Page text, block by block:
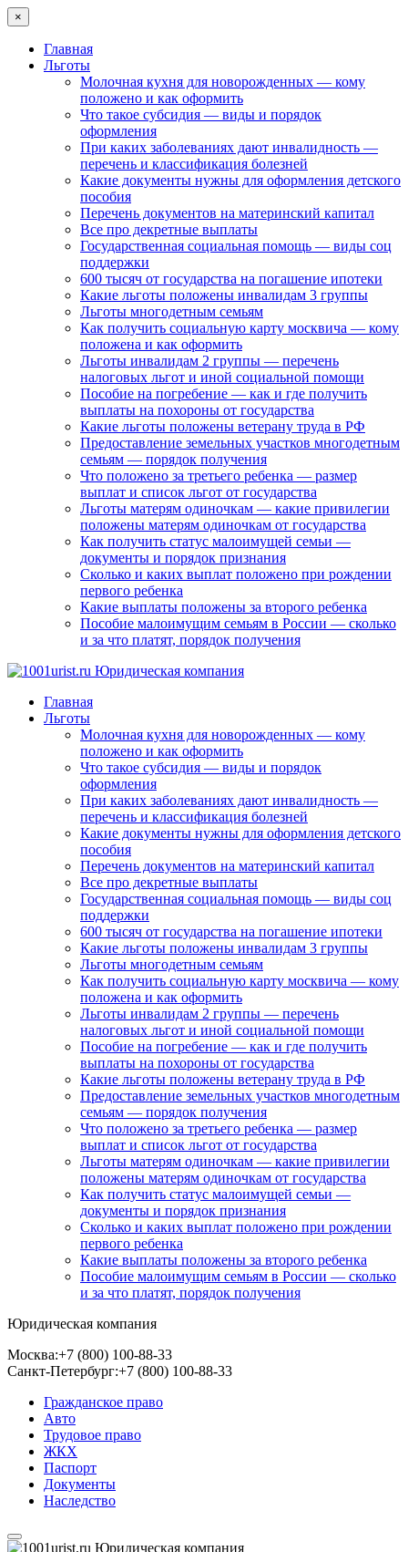
×
Главная
Льготы
Молочная кухня для новорожденных — кому
положено и как оформить
Что такое субсидия — виды и порядок
оформления
При каких заболеваниях дают инвалидность —
перечень и классификация болезней
Какие документы нужны для оформления детского
пособия
Перечень документов на материнский капитал
Все про декретные выплаты
Государственная социальная помощь — виды соц
поддержки
600 тысяч от государства на погашение ипотеки
Какие льготы положены инвалидам 3 группы
Льготы многодетным семьям
Как получить социальную карту москвича — кому
положена и как оформить
Льготы инвалидам 2 группы — перечень
налоговых льгот и иной социальной помощи
Пособие на погребение — как и где получить
выплаты на похороны от государства
Какие льготы положены ветерану труда в РФ
Предоставление земельных участков многодетным
семьям — порядок получения
Что положено за третьего ребенка — размер
выплат и список льгот от государства
Льготы матерям одиночкам — какие привилегии
положены матерям одиночкам от государства
Как получить статус малоимущей семьи —
документы и порядок признания
Сколько и каких выплат положено при рождении
первого ребенка
Какие выплаты положены за второго ребенка
Пособие малоимущим семьям в России — сколько
и за что платят, порядок получения
Главная
Льготы
Молочная кухня для новорожденных — кому
положено и как оформить
Что такое субсидия — виды и порядок
оформления
При каких заболеваниях дают инвалидность —
перечень и классификация болезней
Какие документы нужны для оформления детского
пособия
Перечень документов на материнский капитал
Все про декретные выплаты
Государственная социальная помощь — виды соц
поддержки
600 тысяч от государства на погашение ипотеки
Какие льготы положены инвалидам 3 группы
Льготы многодетным семьям
Как получить социальную карту москвича — кому
положена и как оформить
Льготы инвалидам 2 группы — перечень
налоговых льгот и иной социальной помощи
Пособие на погребение — как и где получить
выплаты на похороны от государства
Какие льготы положены ветерану труда в РФ
Предоставление земельных участков многодетным
семьям — порядок получения
Что положено за третьего ребенка — размер
выплат и список льгот от государства
Льготы матерям одиночкам — какие привилегии
положены матерям одиночкам от государства
Как получить статус малоимущей семьи —
документы и порядок признания
Сколько и каких выплат положено при рождении
первого ребенка
Какие выплаты положены за второго ребенка
Пособие малоимущим семьям в России — сколько
и за что платят, порядок получения
Юридическая компания
Москва:+7 (800) 100-88-33
Санкт-Петербург:+7 (800) 100-88-33
Гражданское право
Авто
Трудовое право
ЖКХ
Паспорт
Документы
Наследство